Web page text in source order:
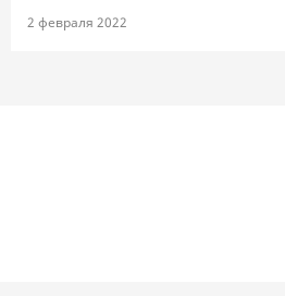
2 февраля 2022